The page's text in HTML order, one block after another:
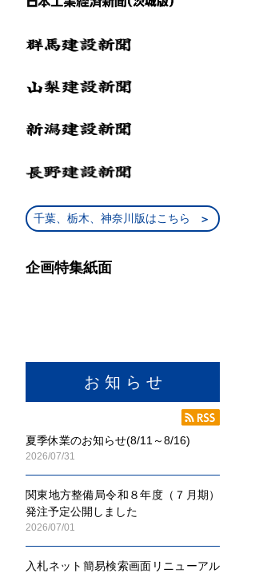
千葉、栃木、神奈川版はこちら
企画特集紙面
お 知 ら せ
夏季休業のお知らせ(8/11～8/16)
2026/07/31
関東地方整備局令和８年度（７月期）
発注予定公開しました
2026/07/01
入札ネット簡易検索画面リニューアル